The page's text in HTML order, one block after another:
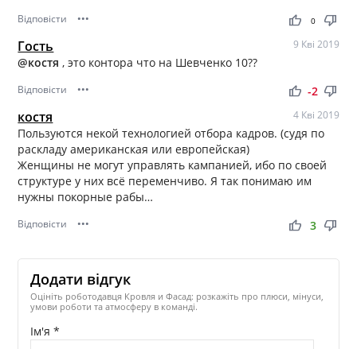
Відповісти ••• thumb_up thumb_down
0
Гость 9 Кві 2019
@костя, это контора что на Шевченко 10??
Відповісти ••• thumb_up thumb_down
-2
костя 4 Кві 2019
Пользуются некой технологией отбора кадров. (судя по
раскладу американская или европейская)
Женщины не могут управлять кампанией, ибо по своей
структуре у них всё переменчиво. Я так понимаю им
нужны покорные рабы…
Відповісти ••• thumb_up thumb_down
3
Додати відгук
Оцініть роботодавця Кровля и Фасад: розкажіть про плюси, мінуси,
умови роботи та атмосферу в команді.
Ім'я *